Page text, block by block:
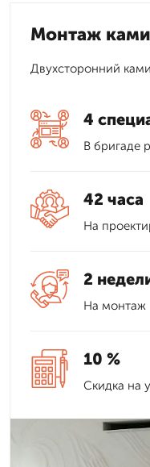
Монтаж
Двухсторонний
4
В бригаде
42 часа
На
2
На монтаж
10 %
Скидка на